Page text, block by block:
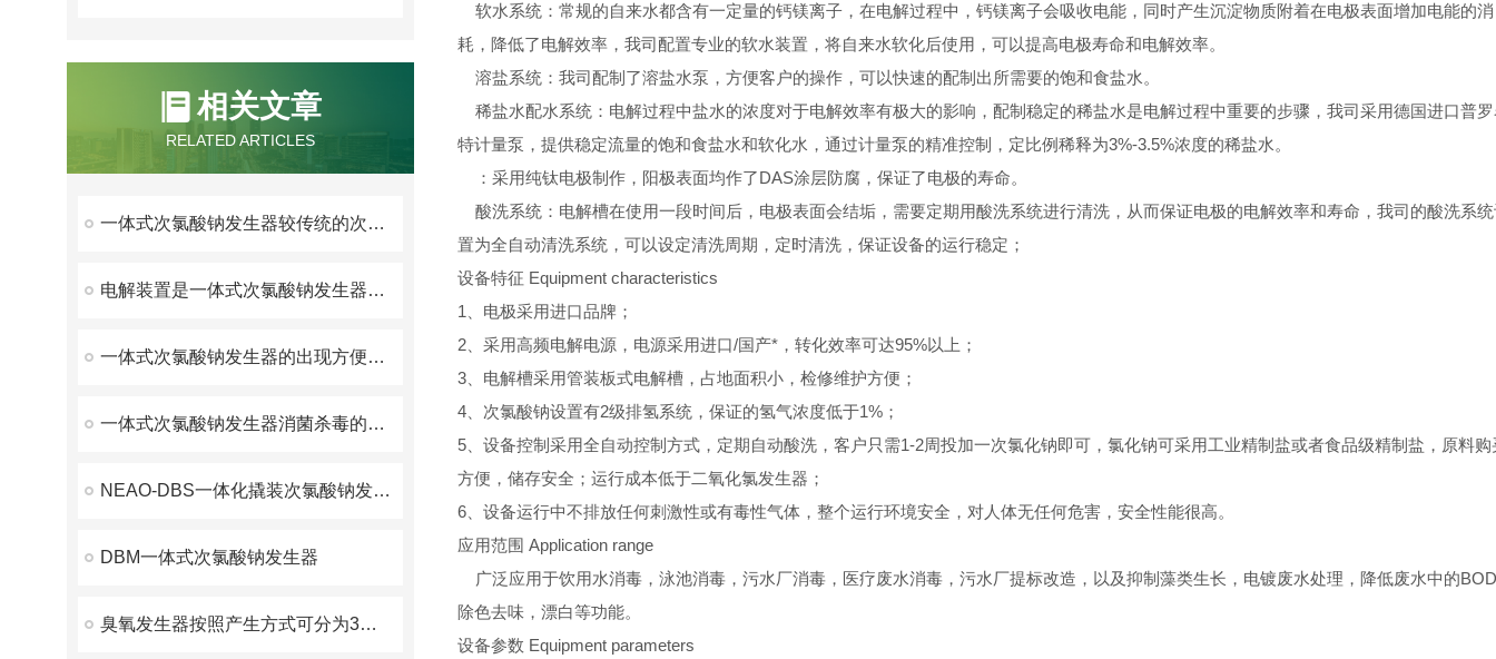
相关文章
RELATED ARTICLES
一体式次氯酸钠发生器较传统的次氯酸钠发生器有哪些优势？
电解装置是一体式次氯酸钠发生器的核心部分
一体式次氯酸钠发生器的出现方便了用户生产使用
一体式次氯酸钠发生器消菌杀毒的主要作用方式
NEAO-DBS一体化撬装次氯酸钠发生器
DBM一体式次氯酸钠发生器
臭氧发生器按照产生方式可分为3种类型
软水系统：常规的自来水都含有一定量的钙镁离子，在电解过程中，钙镁离子会吸收电能，同时产生沉淀物质附着在电极表面增加电能的消
耗，降低了电解效率，我司配置专业的软水装置，将自来水软化后使用，可以提高电极寿命和电解效率。
溶盐系统：我司配制了溶盐水泵，方便客户的操作，可以快速的配制出所需要的饱和食盐水。
稀盐水配水系统：电解过程中盐水的浓度对于电解效率有极大的影响，配制稳定的稀盐水是电解过程中重要的步骤，我司采用德国进口普
特计量泵，提供稳定流量的饱和食盐水和软化水，通过计量泵的精准控制，定比例稀释为3%-3.5%浓度的稀盐水。
：采用纯钛电极制作，阳极表面均作了DAS涂层防腐，保证了电极的寿命。
酸洗系统：电解槽在使用一段时间后，电极表面会结垢，需要定期用酸洗系统进行清洗，从而保证电极的电解效率和寿命，我司的酸洗系
置为全自动清洗系统，可以设定清洗周期，定时清洗，保证设备的运行稳定；
设备特征 Equipment characteristics
1、电极采用进口品牌；
2、采用高频电解电源，电源采用进口/国产*，转化效率可达95%以上；
3、电解槽采用管装板式电解槽，占地面积小，检修维护方便；
4、次氯酸钠设置有2级排氢系统，保证的氢气浓度低于1%；
5、设备控制采用全自动控制方式，定期自动酸洗，客户只需1-2周投加一次氯化钠即可，氯化钠可采用工业精制盐或者食品级精制盐，原料购
方便，储存安全；运行成本低于二氧化氯发生器；
6、设备运行中不排放任何刺激性或有毒性气体，整个运行环境安全，对人体无任何危害，安全性能很高。
应用范围 Application range
广泛应用于饮用水消毒，泳池消毒，污水厂消毒，医疗废水消毒，污水厂提标改造，以及抑制藻类生长，电镀废水处理，降低废水中的
除色去味，漂白等功能。
设备参数 Equipment parameters